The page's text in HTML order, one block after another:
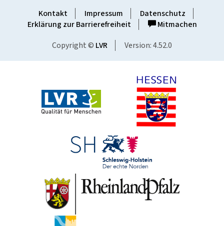
Kontakt Impressum
Datenschutz
Erklärung zur Barrierefreiheit
Mitmachen
Copyright © LVR Version: 4.52.0